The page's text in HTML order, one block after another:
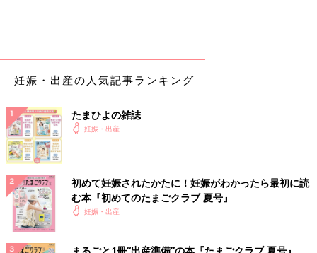
妊娠・出産の人気記事ランキング
たまひよの雑誌
妊娠・出産
初めて妊娠されたかたに！妊娠がわかったら最初に読
む本『初めてのたまごクラブ 夏号』
妊娠・出産